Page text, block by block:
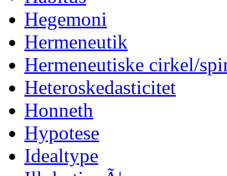
Hegemoni
Hermeneutik
Hermeneutiske cirkel/
Heteroskedasticitet
Honneth
Hypotese
Idealtype